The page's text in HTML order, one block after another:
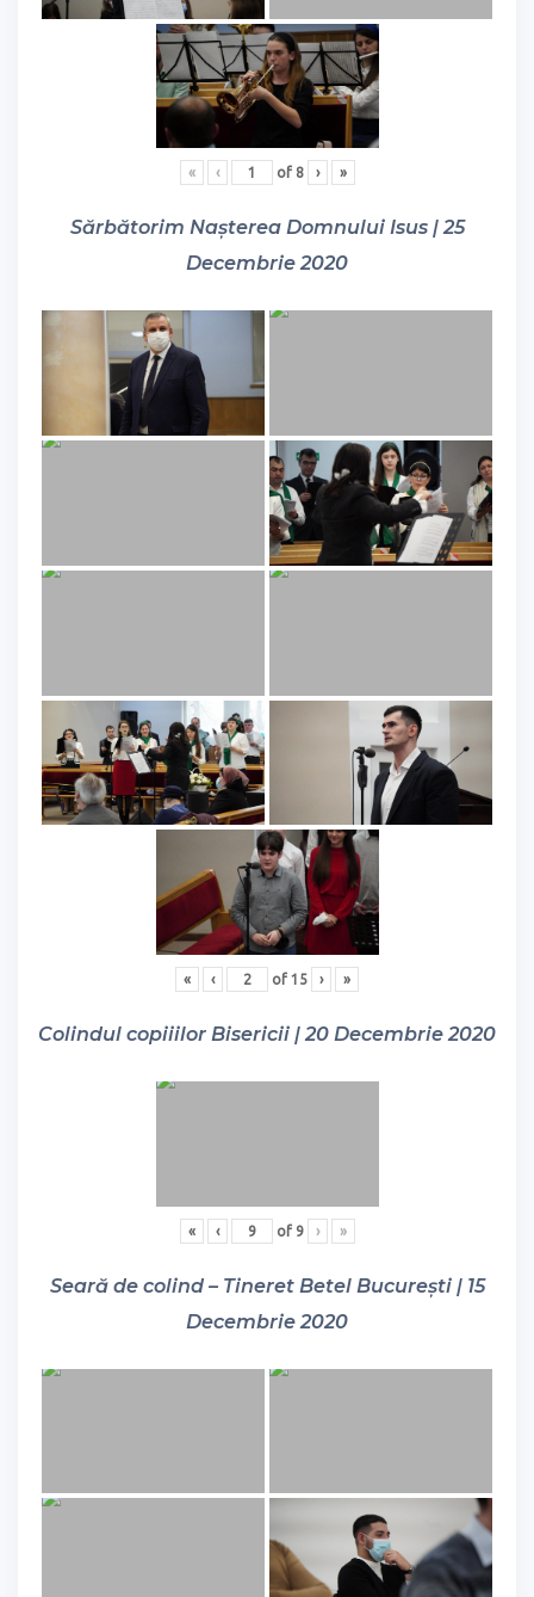
« ‹ of 8 › »
Sărbătorim Nașterea Domnului Isus | 25
Decembrie 2020
« ‹ of 15 › »
Colindul copiiilor Bisericii | 20 Decembrie 2020
« ‹ of 9 › »
Seară de colind – Tineret Betel București | 15
Decembrie 2020